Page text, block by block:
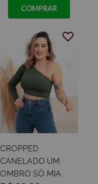
COMPRAR
CROPPED
CANELADO UM
OMBRO SÓ MIA